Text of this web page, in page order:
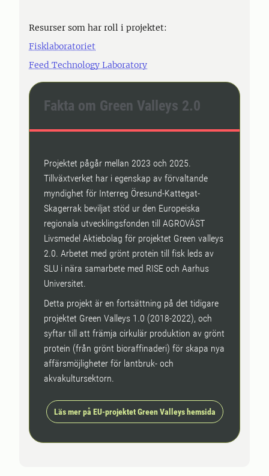
Resurser som har roll i projektet:
Fisklaboratoriet
Feed Technology Laboratory
Fakta om Green Valleys 2.0
Projektet pågår mellan 2023 och 2025.
Tillväxtverket har i egenskap av förvaltande
myndighet för Interreg Öresund-Kattegat-
Skagerrak beviljat stöd ur den Europeiska
regionala utvecklingsfonden till AGROVÄST
Livsmedel Aktiebolag för projektet Green valleys
2.0. Arbetet med grönt protein till fisk leds av
SLU i nära samarbete med RISE och Aarhus
Universitet.
Detta projekt är en fortsättning på det tidigare
projektet Green Valleys 1.0 (2018-2022), och
syftar till att främja cirkulär produktion av grönt
protein (från grönt bioraffinaderi) för skapa nya
affärsmöjligheter för lantbruk- och
akvakultursektorn.
Läs mer på EU-projektet Green Valleys hemsida